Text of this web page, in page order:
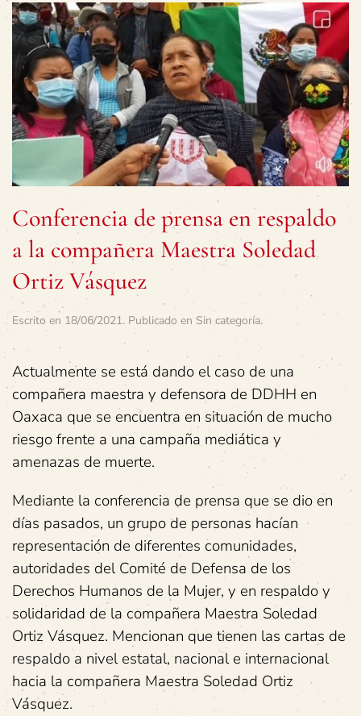
Conferencia de prensa en respaldo
a la compañera Maestra Soledad
Ortiz Vásquez
Escrito en 18/06/2021. Publicado en Sin categoría.
Actualmente se está dando el caso de una
compañera maestra y defensora de DDHH en
Oaxaca que se encuentra en situación de mucho
riesgo frente a una campaña mediática y
amenazas de muerte.
Mediante la conferencia de prensa que se dio en
días pasados, un grupo de personas hacían
representación de diferentes comunidades,
autoridades del Comité de Defensa de los
Derechos Humanos de la Mujer, y en respaldo y
solidaridad de la compañera Maestra Soledad
Ortiz Vásquez. Mencionan que tienen las cartas de
respaldo a nivel estatal, nacional e internacional
hacia la compañera Maestra Soledad Ortiz
Vásquez.